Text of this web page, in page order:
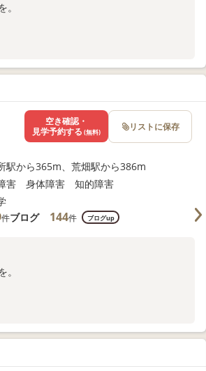
。
駅から365m、荒畑駅から386m
害 身体障害 知的障害
件ブログ 144件 ブログup
。
空き確認・
見学予約する (無料) リストに保存